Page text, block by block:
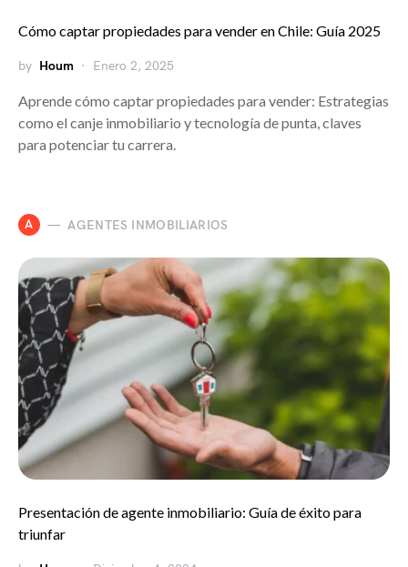
Cómo captar propiedades para vender en Chile: Guía 2025
by Houm Enero 2, 2025
Aprende cómo captar propiedades para vender: Estrategias
como el canje inmobiliario y tecnología de punta, claves
para potenciar tu carrera.
A AGENTES INMOBILIARIOS
Presentación de agente inmobiliario: Guía de éxito para
triunfar